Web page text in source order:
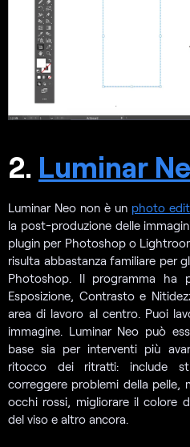
2. Luminar
Luminar Neo non è un photo
la post-produzione delle
plugin per Photoshop o
risulta abbastanza familiare per
Photoshop. Il programma ha
Esposizione, Contrasto e
area di lavoro al centro. Puoi
immagine. Luminar Neo può
base sia per interventi più
ritocco dei ritratti: include
correggere problemi della pelle,
occhi rossi, migliorare il colore
del viso e altro ancora.